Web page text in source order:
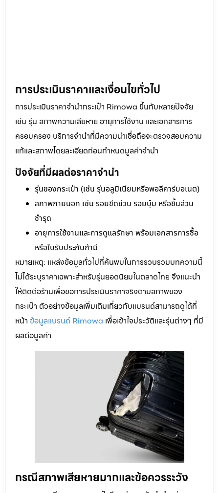
การประเมินราคาและเงื่อนไขทั่วไป
การประเมินราคาจำนำกระเป๋า Rimowa ขึ้นกับหลายปัจจัย
เช่น รุ่น สภาพความเสียหาย อายุการใช้งาน และเอกสารการ
ครอบครอง บริการจำนำที่มีความน่าเชื่อถือจะตรวจสอบความ
แท้และสภาพโดยละเอียดก่อนกำหนดมูลค่าจำนำ
ปัจจัยที่มีผลต่อราคาจำนำ
รุ่นของกระเป๋า (เช่น รุ่นอลูมิเนียมหรือพอลีคาร์บอเนต)
สภาพภายนอก เช่น รอยขีดข่วน รอยบุ๋ม หรือชิ้นส่วน
ชำรุด
อายุการใช้งานและการดูแลรักษา พร้อมเอกสารการซื้อ
หรือใบรับประกันถ้ามี
หมายเหตุ: แหล่งข้อมูลทั่วไปที่ค้นพบในการรวบรวมบทความนี้
ไม่ได้ระบุราคาเฉพาะสำหรับรุ่นยอดนิยมในตลาดไทย จึงแนะนำ
ให้ติดต่อร้านเพื่อขอการประเมินราคาจริงตามสภาพของ
กระเป๋า ตัวอย่างข้อมูลเพิ่มเติมเกี่ยวกับแบรนด์สามารถดูได้ที่
เพื่อเข้าใจประวัติและรุ่นต่างๆ ที่มี